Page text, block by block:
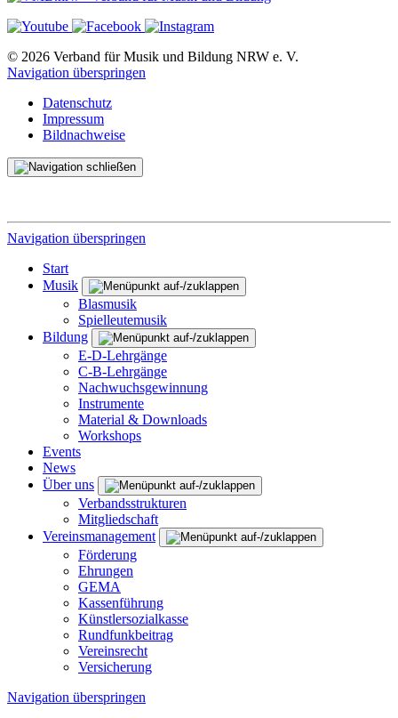
© 2026 Verband für Musik und Bildung NRW e. V.
Navigation überspringen
Datenschutz
Impressum
Bildnachweise
Navigation überspringen
Start
Musik
Blasmusik
Spielleutemusik
Bildung
E-D-Lehrgänge
C-B-Lehrgänge
Nachwuchsgewinnung
Instrumente
Material & Downloads
Workshops
Events
News
Über uns
Verbandsstrukturen
Mitgliedschaft
Vereinsmanagement
Förderung
Ehrungen
GEMA
Kassenführung
Künstlersozialkasse
Rundfunkbeitrag
Vereinsrecht
Versicherung
Navigation überspringen